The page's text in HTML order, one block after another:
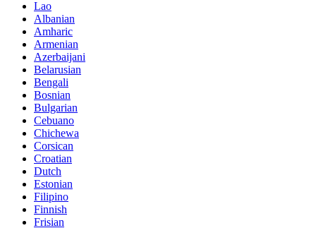
Lao
Albanian
Amharic
Armenian
Azerbaijani
Belarusian
Bengali
Bosnian
Bulgarian
Cebuano
Chichewa
Corsican
Croatian
Dutch
Estonian
Filipino
Finnish
Frisian